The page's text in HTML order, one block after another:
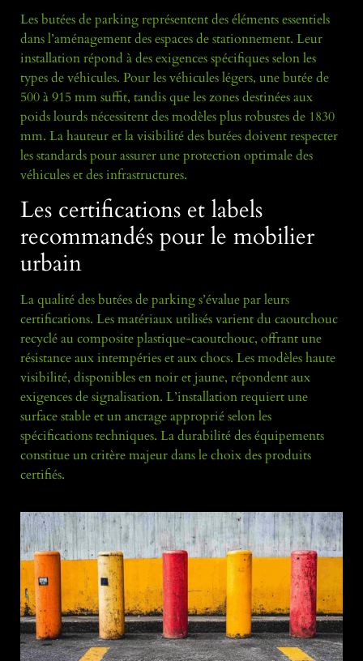
Les butées de parking représentent des éléments essentiels
dans l’aménagement des espaces de stationnement. Leur
installation répond à des exigences spécifiques selon les
types de véhicules. Pour les véhicules légers, une butée de
500 à 915 mm suffit, tandis que les zones destinées aux
poids lourds nécessitent des modèles plus robustes de 1830
mm. La hauteur et la visibilité des butées doivent respecter
les standards pour assurer une protection optimale des
véhicules et des infrastructures.
Les certifications et labels
recommandés pour le mobilier
urbain
La qualité des butées de parking s’évalue par leurs
certifications. Les matériaux utilisés varient du caoutchouc
recyclé au composite plastique-caoutchouc, offrant une
résistance aux intempéries et aux chocs. Les modèles haute
visibilité, disponibles en noir et jaune, répondent aux
exigences de signalisation. L’installation requiert une
surface stable et un ancrage approprié selon les
spécifications techniques. La durabilité des équipements
constitue un critère majeur dans le choix des produits
certifiés.